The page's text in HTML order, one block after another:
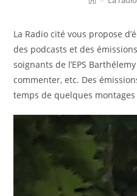
La Radio cité vous propose
des podcasts et des
soignants de l’EPS
commenter, etc. Des
temps de quelques